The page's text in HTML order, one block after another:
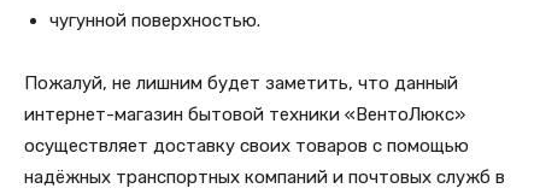
чугунной поверхностью.
Пожалуй, не лишним будет заметить, что данный
интернет-магазин бытовой техники «ВентоЛюкс»
осуществляет доставку своих товаров с помощью
надёжных транспортных компаний и почтовых служб в